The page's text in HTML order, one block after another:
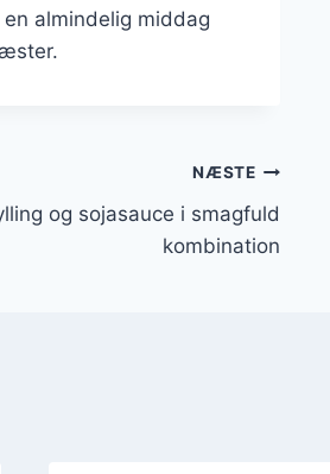
almindelig middag
NÆSTE
og sojasauce i smagfuld
kombination